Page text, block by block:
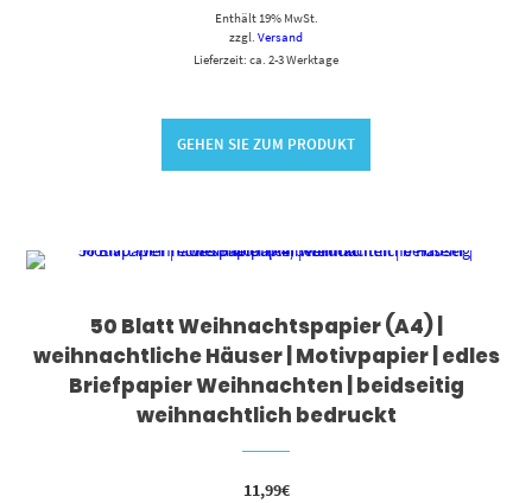
Enthält 19% MwSt.
zzgl. Versand
Lieferzeit: ca. 2-3 Werktage
GEHEN SIE ZUM PRODUKT
50 Blatt Weihnachtspapier (A4) |
weihnachtliche Häuser | Motivpapier | edles
Briefpapier Weihnachten | beidseitig
weihnachtlich bedruckt
11,99€